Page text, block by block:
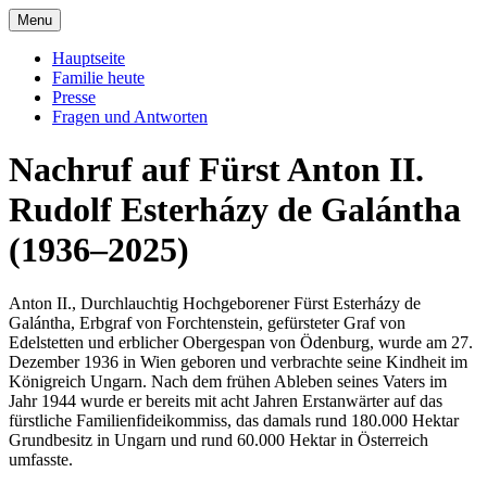
Skip
to
content
Familie Esterházy de Galantha
Galantha
Menu
Hauptseite
Familie heute
Presse
Fragen und Antworten
Nachruf auf Fürst Anton II.
Rudolf Esterházy de Galántha
(1936–2025)
Anton II., Durchlauchtig Hochgeborener Fürst Esterházy de
Galántha, Erbgraf von Forchtenstein, gefürsteter Graf von
Edelstetten und erblicher Obergespan von Ödenburg, wurde am 27.
Dezember 1936 in Wien geboren und verbrachte seine Kindheit im
Königreich Ungarn. Nach dem frühen Ableben seines Vaters im
Jahr 1944 wurde er bereits mit acht Jahren Erstanwärter auf das
fürstliche Familienfideikommiss, das damals rund 180.000 Hektar
Grundbesitz in Ungarn und rund 60.000 Hektar in Österreich
umfasste.